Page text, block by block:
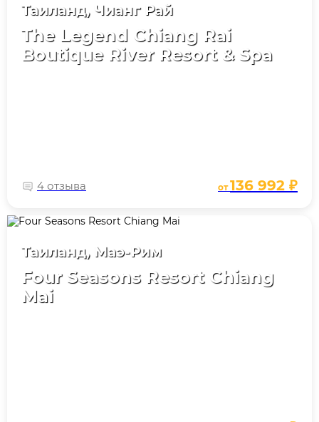
Таиланд, Чианг Рай
The Legend Chiang Rai
Boutique River Resort & Spa
4 отзыва от136 992 ₽
Таиланд, Маэ-Рим
Four Seasons Resort Chiang
Mai